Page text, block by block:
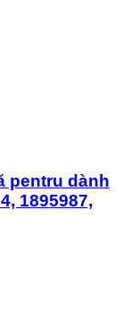
pentru dành
1895987,